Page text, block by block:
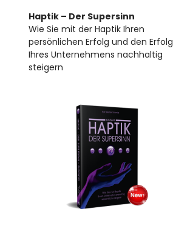
Haptik – Der Supersinn
Wie Sie mit der Haptik Ihren
persönlichen Erfolg und den Erfolg
Ihres Unternehmens nachhaltig
steigern